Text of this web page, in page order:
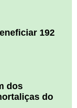
192
dos
do